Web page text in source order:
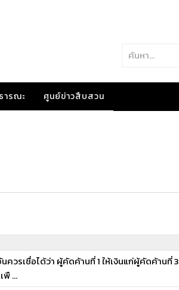
ารณะ ศูนย์ข่าวสืบสวน
วรเชื่อได้ว่า ผู้คัดค้านที่ 1 ให้เงินแก่ผู้คัดค้านที่ 3
พื ...